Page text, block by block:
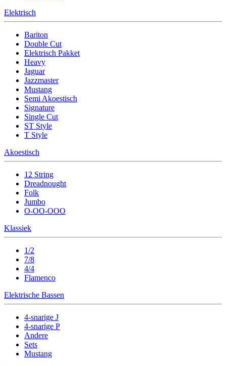
Elektrisch
Bariton
Double Cut
Elektrisch Pakket
Heavy
Jaguar
Jazzmaster
Mustang
Semi Akoestisch
Signature
Single Cut
ST Style
T Style
Akoestisch
12 String
Dreadnought
Folk
Jumbo
O-OO-OOO
Klassiek
1/2
7/8
4/4
Flamenco
Elektrische Bassen
4-snarige J
4-snarige P
Andere
Sets
Mustang